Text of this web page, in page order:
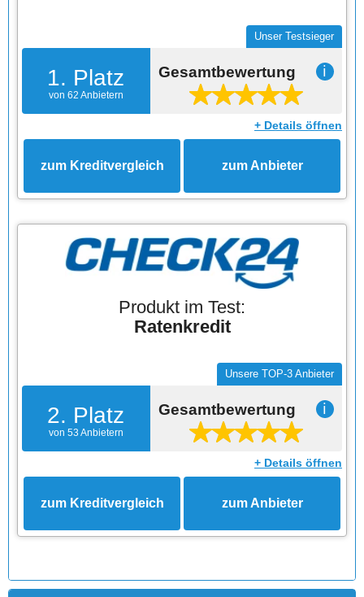
1. Platz
von 62 Anbietern
Unser Testsieger
Gesamtbewertung ℹ
+ Details öffnen
zum Kreditvergleich zum Anbieter
Produkt im Test:
Ratenkredit
2. Platz
von 53 Anbietern
Unsere TOP-3 Anbieter
Gesamtbewertung ℹ
+ Details öffnen
zum Kreditvergleich zum Anbieter